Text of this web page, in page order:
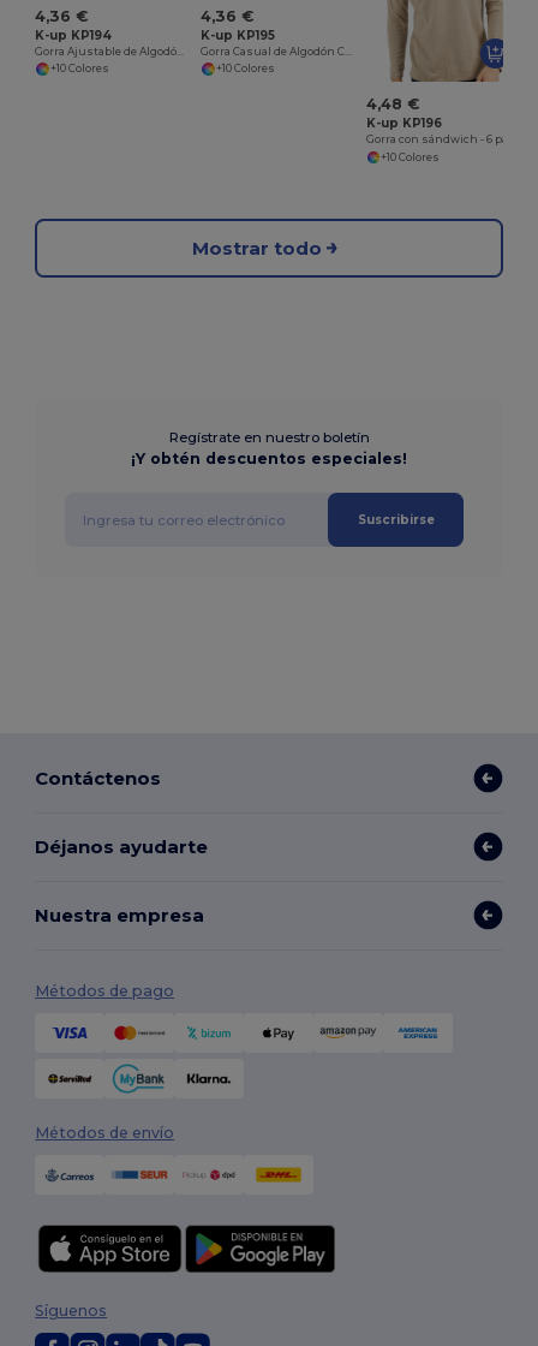
4,36 €
K-up KP194
+10 Colores
4,36 €
K-up KP195
+10 Colores
4,48 €
K-up KP196
+10 Colores
Mostrar todo
Regístrate en nuestro boletín
¡Y obtén descuentos especiales!
Suscribirse
Contáctenos
Déjanos ayudarte
Nuestra empresa
Métodos de pago
Métodos de envío
Síguenos